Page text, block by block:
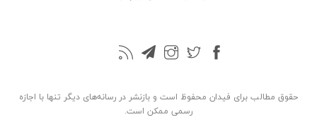
حقوق مطالب برای فیدان محفوظ است و بازنشر در رسانه‌های دیگر تنها با اجازه
رسمی ممکن است.